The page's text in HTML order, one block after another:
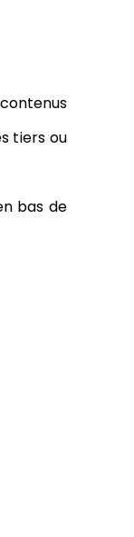
tiers ou
bas de